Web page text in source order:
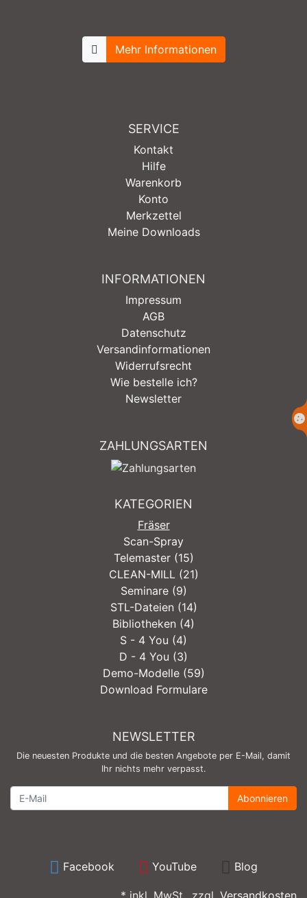
Mehr Informationen
SERVICE
Kontakt
Hilfe
Warenkorb
Konto
Merkzettel
Meine Downloads
INFORMATIONEN
Impressum
AGB
Datenschutz
Versandinformationen
Widerrufsrecht
Wie bestelle ich?
Newsletter
ZAHLUNGSARTEN
KATEGORIEN
Fräser
Scan-Spray
Telemaster (15)
CLEAN-MILL (21)
Seminare (9)
STL-Dateien (14)
Bibliotheken (4)
S - 4 You (4)
D - 4 You (3)
Demo-Modelle (59)
Download Formulare
NEWSLETTER
Die neuesten Produkte und die besten Angebote per E-Mail, damit
Ihr nichts mehr verpasst.
Abonnieren
Facebook YouTube Blog